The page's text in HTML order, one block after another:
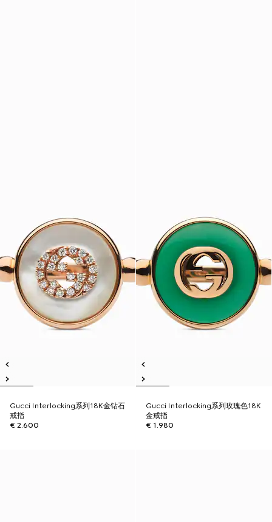
Gucci Interlocking系列18K金钻石
戒指
€ 2.600
Gucci Interlocking系列玫瑰色18K
金戒指
€ 1.980